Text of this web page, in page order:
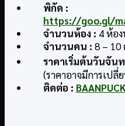
พิกัด :
https://goo.gl/
จำนวนห้อง : 4 ห้อ
จำนวนคน : 8 – 10
ราคาเริ่มต้นวันจัน
(ราคาอาจมีการเปลี่
ติดต่อ :